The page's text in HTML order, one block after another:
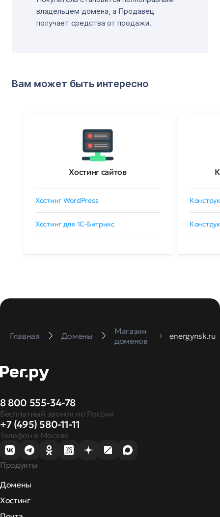
владельцем домена, а Продавец
получает средства от продажи.
Вам может быть интересно
Хостинг сайтов
Хостинг WordPress
Хостинг для 1C-Битрикс
Главная Домены
Магазин
доменов
energynsk.ru
8 800 555-34-78
Бесплатный звонок по России
+7 (495) 580-11-11
Телефон в Москве
Продукты
Домены
Хостинг